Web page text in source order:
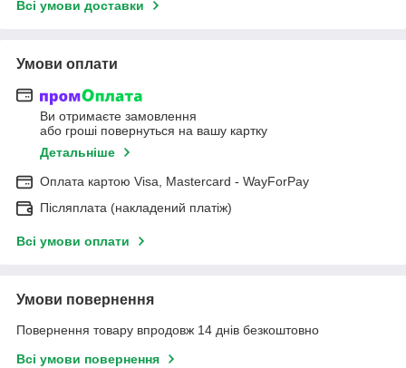
Всі умови доставки
Умови оплати
Ви отримаєте замовлення
або гроші повернуться на вашу картку
Детальніше
Оплата картою Visa, Mastercard - WayForPay
Післяплата (накладений платіж)
Всі умови оплати
Умови повернення
Повернення товару впродовж 14 днів безкоштовно
Всі умови повернення